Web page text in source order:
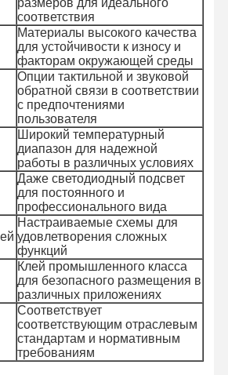
Видеозаписи О Нас
соответствия
Материалы высокого качества
для устойчивости к износу и
факторам окружающей среды
Опции тактильной и звуковой
обратной связи в соответствии
с предпочтениями
пользователя
Широкий температурный
диапазон для надежной
работы в различных условиях
Даже светодиодный подсвет
для постоянного и
профессионального вида
Настраиваемые схемы для
удовлетворения сложных
функций
Клей промышленного класса
для безопасного размещения в
различных приложениях
Соответствует
соответствующим отраслевым
стандартам и нормативным
требованиям